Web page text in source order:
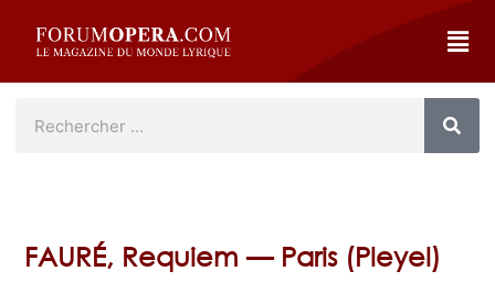
FAURÉ, Requiem — Paris (Pleyel)